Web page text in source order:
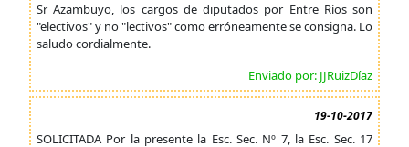
Sr Azambuyo, los cargos de diputados por Entre Ríos son
"electivos" y no "lectivos" como erróneamente se consigna. Lo
saludo cordialmente.
Enviado por: JJRuizDíaz
19-10-2017
SOLICITADA Por la presente la Esc. Sec. Nº 7, la Esc. Sec. 17